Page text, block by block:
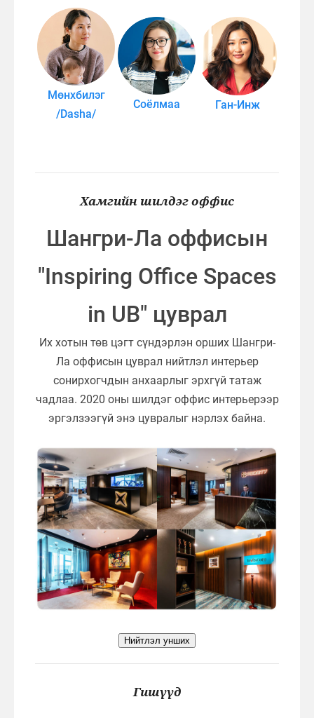
Мөнхбилэг
/Dasha/
Соёлмаа Ган-Инж
Хамгийн шилдэг оффис
Шангри-Ла оффисын
"Inspiring Office Spaces
in UB" цуврал
Их хотын төв цэгт сүндэрлэн орших Шангри-
Ла оффисын цуврал нийтлэл интерьер
сонирхогчдын анхаарлыг эрхгүй татаж
чадлаа. 2020 оны шилдэг оффис интерьерээр
эргэлзээгүй энэ цувралыг нэрлэх байна.
Нийтлэл унших
Гишүүд